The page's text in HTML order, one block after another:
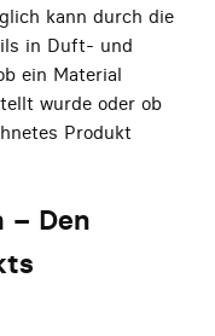
kann durch die
in Duft- und
ein Material
wurde oder ob
Produkt
– Den